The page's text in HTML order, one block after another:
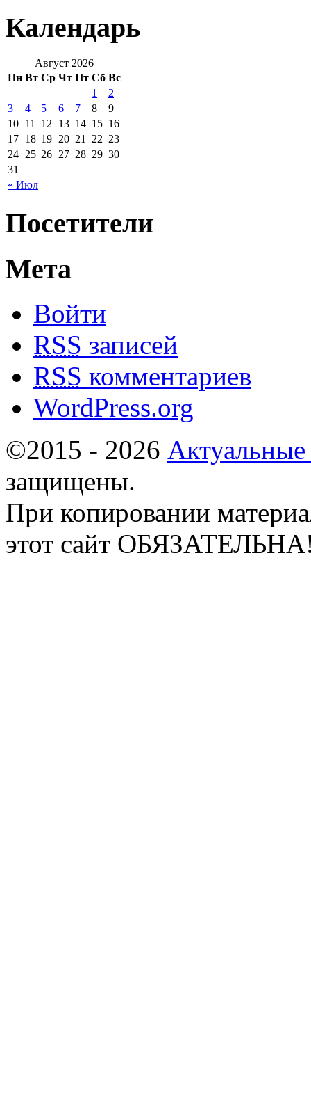
Календарь
Август 2026
Пн Вт Ср Чт Пт Сб Вс
« Июл
1
2
3
4 5 6 7 8
9
10 11 12 13 14 15 16
17 18 19 20 21 22 23
24 25 26 27 28 29 30
31
Посетители
Мета
Войти
RSS записей
RSS комментариев
WordPress.org
©2015 - 2026
защищены.
При копировании
этот сайт